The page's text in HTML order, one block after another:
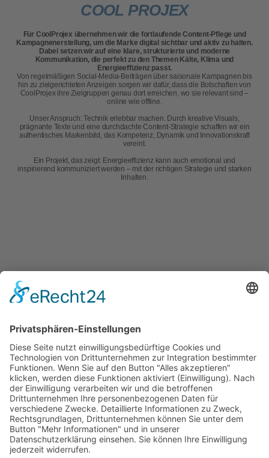
COOL PROJEX
Für CoolProjex übernehmen wir die fortlaufende Content-Pflege und
Kampagnenerstellung, um die Marke digital sichtbar und aktiv zu halten.
Dabei setzen wir auf eine klare, strukturierte und moderne
Kommunikation, die perfekt zu den Themen Kälte, Klima und
Energieeffizienz passt.
Von regelmäßigen Social-Media-Beiträgen über saisonale Kampagnen bis
hin zu zielgerichteten Anzeigen sorgen wir dafür, dass die Botschaften von
CoolProjex ihre Zielgruppen genau dort erreichen, wo sie relevant sind –
online wie offline.
Unser Anspruch: Technik erlebbar machen. Durch kreative Visuals,
prägnante Texte und eine durchdachte Content-Strategie schaffen wir ein
authentisches Markenbild, das Kompetenz, Dynamik und Innovationskraft
vereint.
Ein Projekt, das zeigt: Energieeffizienz kann auch emotional und
inspirierend kommuniziert werden – mit der richtigen Strategie und starken
Inhalten.